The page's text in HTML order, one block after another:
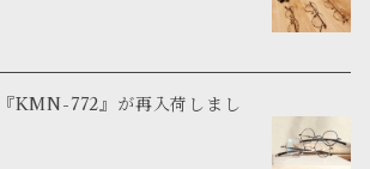
KMN-772』が再入荷しまし